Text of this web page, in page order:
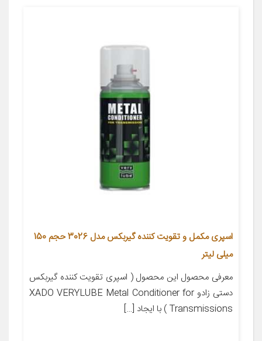
اسپری مکمل و تقویت کننده گیربکس مدل 3026 حجم 150
میلی لیتر
معرفی محصول این محصول ( اسپری تقویت کننده گیربکس
دستی زادو XADO VERYLUBE Metal Conditioner for
Transmissions ) با ایجاد […]